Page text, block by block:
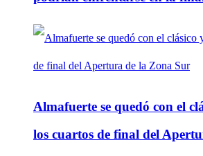
Almafuerte se quedó con el
los cuartos de final del